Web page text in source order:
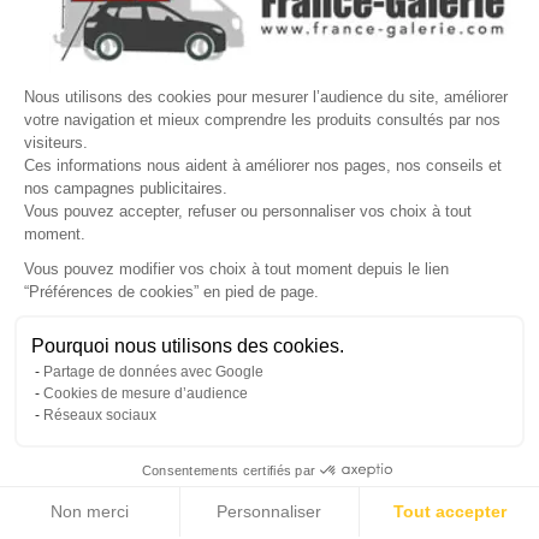
Nous utilisons des cookies pour mesurer l’audience du site, améliorer
votre navigation et mieux comprendre les produits consultés par nos
visiteurs.
Ces informations nous aident à améliorer nos pages, nos conseils et
nos campagnes publicitaires.
Vous pouvez accepter, refuser ou personnaliser vos choix à tout
moment.
Vous pouvez modifier vos choix à tout moment depuis le lien
“Préférences de cookies” en pied de page.
Pourquoi nous utilisons des cookies.
Partage de données avec Google
Cookies de mesure d’audience
Réseaux sociaux
Consentements certifiés par
Non merci Personnaliser Tout accepter
Gérer mes cookies
Site protégé par reCAPTCHA.
LETTRE D'INFORMATIONS
© Copyright 2026 France Galerie. Tous droits reservés.
Cliquez-ici pour modifier vos préférences en matière de cookies